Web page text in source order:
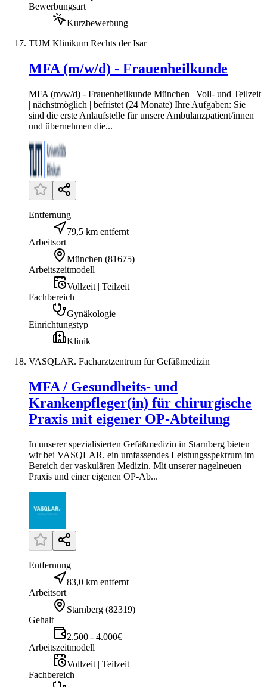
Bewerbungsart
Kurzbewerbung
TUM Klinikum Rechts der Isar
MFA (m/w/d) - Frauenheilkunde
MFA (m/w/d) - Frauenheilkunde München | Voll- und Teilzeit
| nächstmöglich | befristet (24 Monate) Ihre Aufgaben: Sie
sind die erste Anlaufstelle für unsere Ambulanzpatient/innen
und übernehmen die...
Entfernung
79,5 km entfernt
Arbeitsort
München (81675)
Arbeitszeitmodell
Vollzeit | Teilzeit
Fachbereich
Gynäkologie
Einrichtungstyp
Klinik
VASQLAR. Facharztzentrum für Gefäßmedizin
MFA / Gesundheits- und
Krankenpfleger(in) für chirurgische
Praxis mit eigener OP-Abteilung
In unserer spezialisierten Gefäßmedizin in Starnberg bieten
wir bei VASQLAR. ein umfassendes Leistungsspektrum im
Bereich der vaskulären Medizin. Mit unserer nagelneuen
Praxis und einer eigenen OP-Ab...
Entfernung
83,0 km entfernt
Arbeitsort
Starnberg (82319)
Gehalt
2.500 - 4.000€
Arbeitszeitmodell
Vollzeit | Teilzeit
Fachbereich